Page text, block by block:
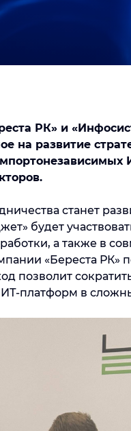
РК» и
на развитие
станет
будет
а также в
«Береста РК»
позволит
платформ в